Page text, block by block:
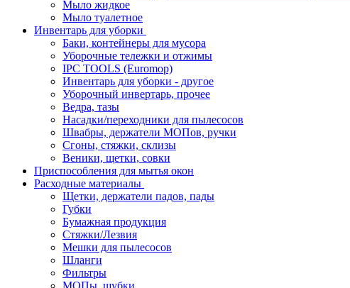
Мыло жидкое
Мыло туалетное
Инвентарь для уборки
Баки, контейнеры для мусора
Уборочные тележки и отжимы
IPC TOOLS (Euromop)
Инвентарь для уборки - другое
Уборочный инвертарь, прочее
Ведра, тазы
Насадки/переходники для пылесосов
Швабры, держатели МОПов, ручки
Сгоны, стяжки, склизы
Веники, щетки, совки
Приспособления для мытья окон
Расходные материалы
Щетки, держатели падов, пады
Губки
Бумажная продукция
Стяжки/Лезвия
Мешки для пылесосов
Шланги
Фильтры
МОПы, шубки